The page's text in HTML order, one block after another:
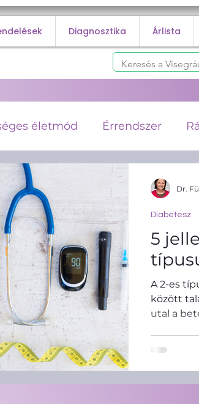
Diagnosztika Árlista
életmód Érrendszer
Diabétesz Infúziós Terápiák
Angiológia
Fogyás Rehabilitáció
Szív- és érrendszeri egészség
5
A 2-es
között
utal a
Diabétesz
Dr.